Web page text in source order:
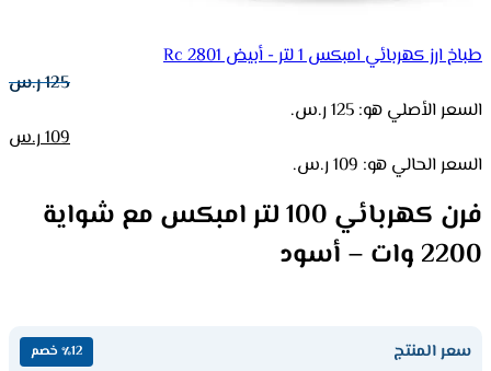
طباخ ارز كهربائي امبكس 1 لتر - أبيض Rc 2801
125ر.س
السعر الأصلي هو: 125 ر.س.
109ر.س
السعر الحالي هو: 109 ر.س.
فرن كهربائي 100 لتر امبكس مع شواية
2200 وات – أسود
سعر المنتج ٪12 خصم